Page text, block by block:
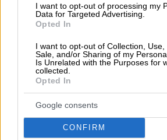
I want to opt-out of processing my
Data for Targeted Advertising.
Opted In
I want to opt-out of Collection, Use,
Sale, and/or Sharing of my
Is Unrelated with the Purposes for
collected.
Opted In
Google consents
CONFIRM
Συνεργεία Αυτοκινήτων
Υδραυλικοί - Υδραυλικές
περισσότερα >>
Τοπική Αναζήτηση
Αθήνα Θεσσαλονίκη Πάτρα
Περιστέρι Καβάλα Τρίπολη
Κέρκυρα Χανιά